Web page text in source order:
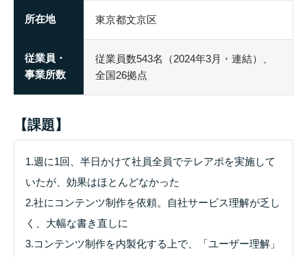
所在地 東京都文京区
従業員・
事業所数
従業員数543名（2024年3月・連結）、
全国26拠点
【課題】
1.週に1回、半日かけて社員全員でテレアポを実施して
いたが、効果はほとんどなかった
2.社にコンテンツ制作を依頼。自社サービス理解が乏し
く、大幅な書き直しに
3.コンテンツ制作を内製化する上で、「ユーザー理解」